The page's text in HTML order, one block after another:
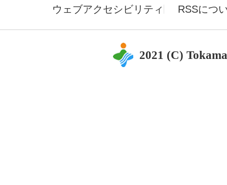
ウェブアクセシビリティ RSSにつ
2021 (C)